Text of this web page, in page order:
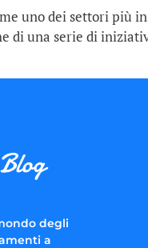
uno dei settori più
di una serie di
degli
a